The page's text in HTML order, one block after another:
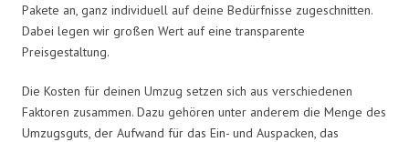
Pakete an, ganz individuell auf deine Bedürfnisse zugeschnitten.
Dabei legen wir großen Wert auf eine transparente
Preisgestaltung.
Die Kosten für deinen Umzug setzen sich aus verschiedenen
Faktoren zusammen. Dazu gehören unter anderem die Menge des
Umzugsguts, der Aufwand für das Ein- und Auspacken, das